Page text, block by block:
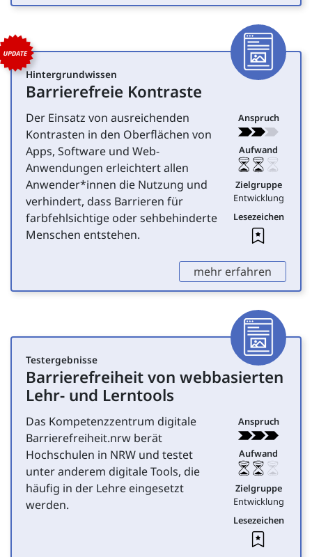
Hintergrundwissen
für Entwicklung
Barrierefreie Kontraste
Artikel
Der Einsatz von ausreichenden
Kontrasten in den Oberflächen von
Apps, Software und Web-
Anwendungen erleichtert allen
Anwender*innen die Nutzung und
verhindert, dass Barrieren für
farbfehlsichtige oder sehbehinderte
Menschen entstehen.
Anspruch
Aufwand
Zielgruppe
Entwicklung
Lesezeichen
,mehr erfahren
Testergebnisse
für Entwicklung
Barrierefreiheit von webbasierten
Lehr- und Lerntools
Artikel
Das Kompetenzzentrum digitale
Barrierefreiheit.nrw berät
Hochschulen in NRW und testet
unter anderem digitale Tools, die
häufig in der Lehre eingesetzt
werden.
Anspruch
Aufwand
Zielgruppe
Entwicklung
Lesezeichen